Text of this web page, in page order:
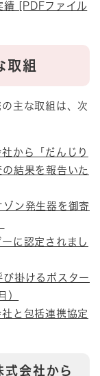
績 [PDFファイル
組
主な取組は、次
から「だんじり
結果を報告いた
ゾン発生器を御寄
に認定されまし
掛けるポスター
）
と包括連携協定
式会社から